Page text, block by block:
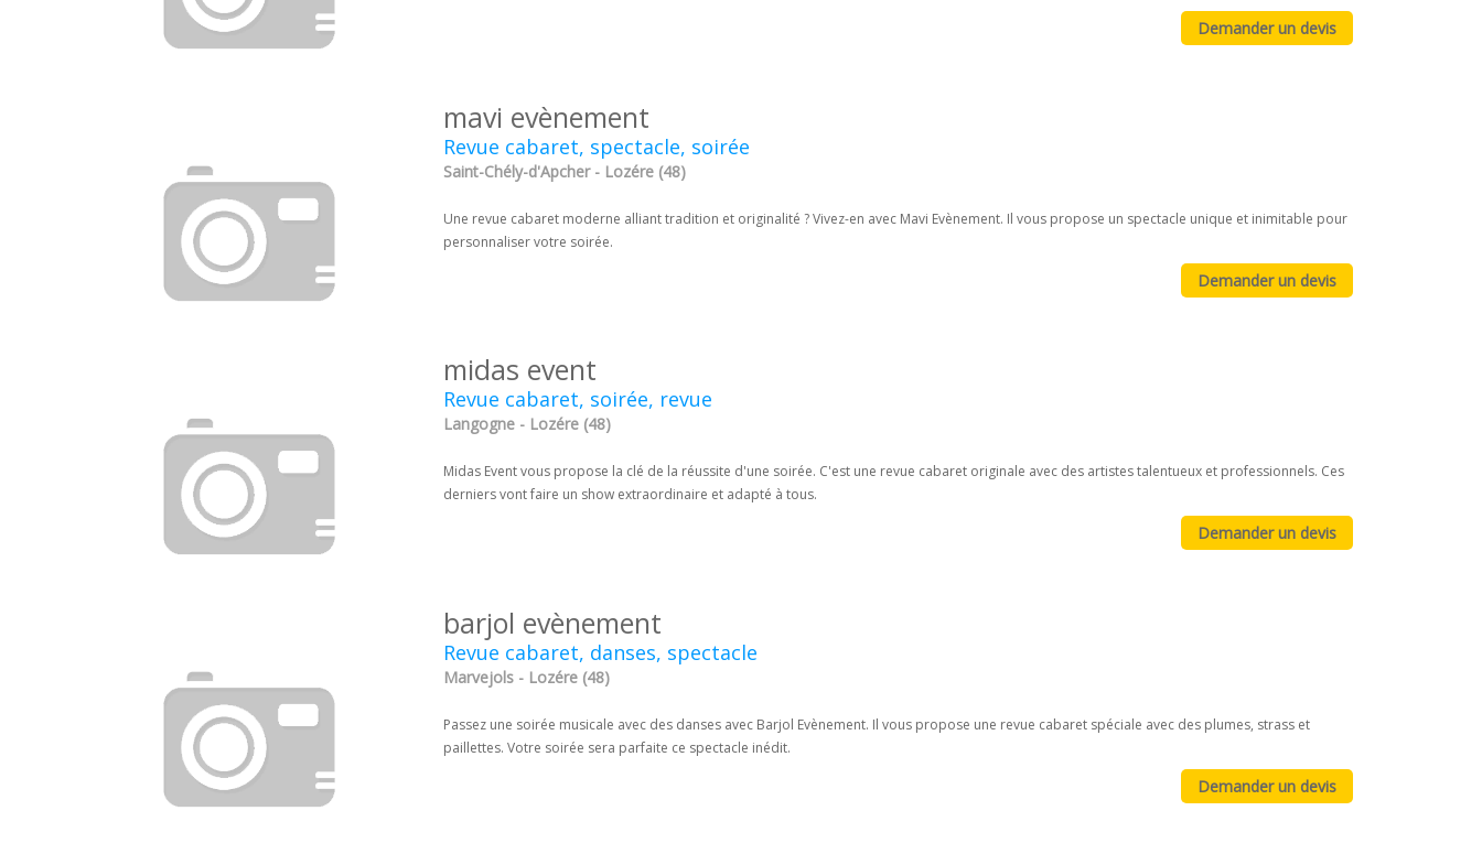
mavi evènement
Revue cabaret, spectacle, soirée
Saint-Chély-d'Apcher - Lozére (48)
Une revue cabaret moderne alliant tradition et originalité ? Vivez-en avec Mavi Evènement. Il vous propose un spectacle unique et inimitable pour
personnaliser votre soirée.
midas event
Revue cabaret, soirée, revue
Langogne - Lozére (48)
Midas Event vous propose la clé de la réussite d'une soirée. C'est une revue cabaret originale avec des artistes talentueux et professionnels. Ces
derniers vont faire un show extraordinaire et adapté à tous.
barjol evènement
Revue cabaret, danses, spectacle
Marvejols - Lozére (48)
Passez une soirée musicale avec des danses avec Barjol Evènement. Il vous propose une revue cabaret spéciale avec des plumes, strass et
paillettes. Votre soirée sera parfaite ce spectacle inédit.